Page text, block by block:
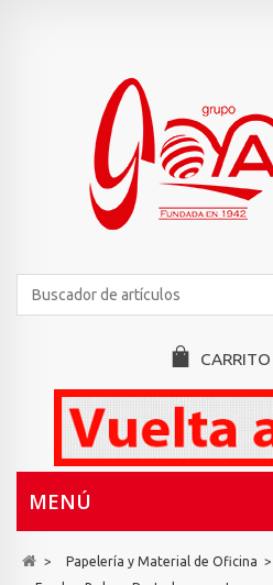
CARRITO
MENÚ
> Papelería y Material de Oficina >